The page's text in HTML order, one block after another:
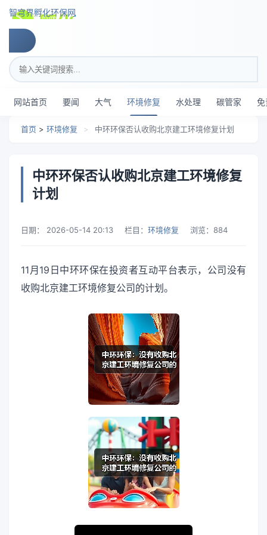
智穹界孵化环保网
搜索关键词
网站首页 要闻 大气 环境修复 水处理 碳管家 免
首页 > 环境修复 > 中环环保否认收购北京建工环境修复计划
中环环保否认收购北京建工环境修复
计划
日期： 2026-05-14 20:13 栏目： 环境修复 浏览： 884
11月19日中环环保在投资者互动平台表示，公司没有
收购北京建工环境修复公司的计划。